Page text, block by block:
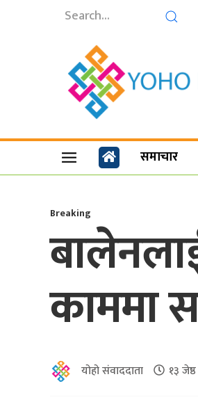
समाचार
Breaking
काममा
योहो संवाददाता १३